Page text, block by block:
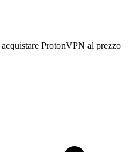
ProtonVPN al prezzo